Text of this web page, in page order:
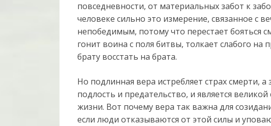
повседневности, от материальных забот к
человеке сильно это измерение, связанное с
непобедимым, потому что перестает бояться
гонит воина с поля битвы, толкает слабого на
брату восстать на брата.
Но подлинная вера истребляет страх смерти,
подлость и предательство, и является
жизни. Вот почему вера так важна для
если люди отказываются от этой силы и